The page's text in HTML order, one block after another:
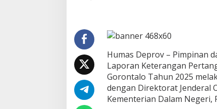
A
n
g
g
o
t
a
P
Humas Deprov – Pimpinan
Laporan Keterangan
Gorontalo Tahun 2025
dengan Direktorat Jenderal
Kementerian Dalam Negeri,